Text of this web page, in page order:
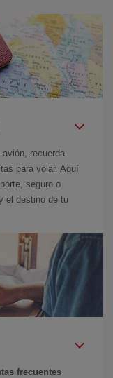
recuerda
para volar. Aquí
seguro o
el destino de tu
frecuentes